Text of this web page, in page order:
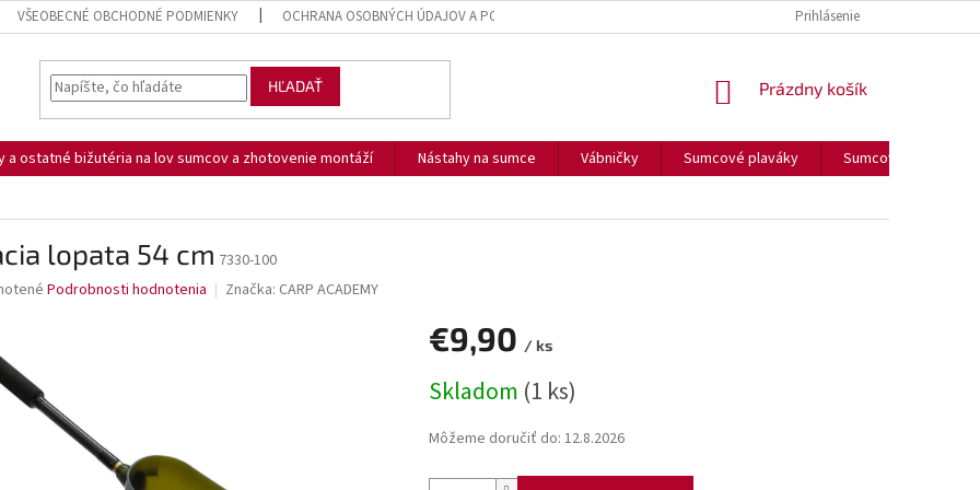
VŠEOBECNÉ OBCHODNÉ PODMIENKY OCHRANA OSOBNÝCH ÚDAJOV A POUČENIE O COOKIES FORMULÁR NA ODSTÚPENIE OD ZMLUVY
Prihlásenie
HĽADAŤ
NÁKUPNÝ
Prázdny košík
a ostatné bižutéria na lov sumcov a zhotovenie montáží Nástahy na sumce Vábničky Sumcové plaváky
Sumcové olova
lopata 54 cm 7330-100
Podrobnosti hodnotenia Značka: CARP ACADEMY
€9,90 / ks
cena:
Skladom (1 ks)
Môžeme doručiť do: 12.8.2026